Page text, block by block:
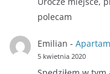
polecam
Emilian -
5 kwietnia 2020